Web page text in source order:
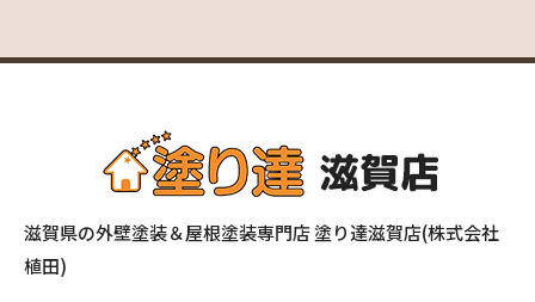
滋賀県の外壁塗装＆屋根塗装専門店 塗り達滋賀店(株式会社
植田)